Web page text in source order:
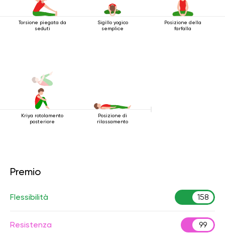
Torsione piegata da
seduti
Sigillo yogico
semplice
Posizione della
farfalla
Kriya rotolamento
posteriore
Posizione di
rilassamento
Premio
Flessibilità 158
Resistenza 99